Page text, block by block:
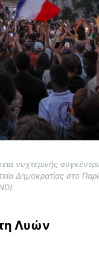
νυχτερινής
Δημοκρατίας στο
Λυών